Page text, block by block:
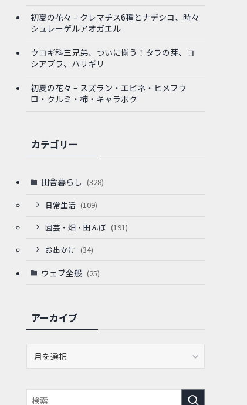
初夏の花々 – クレマチス6種とナデシコ、時々
シュレーゲルアオガエル
ウコギ科三兄弟、ついに揃う！タラの芽、コ
シアブラ、ハリギリ
初夏の花々 – スズラン・エビネ・ヒメフウ
ロ・クルミ・柿・キャラボク
カテゴリー
田舎暮らし (328)
日常生活 (109)
園芸・畑・田んぼ (191)
お出かけ (34)
ウェブ全般 (25)
アーカイブ
イ
ブ